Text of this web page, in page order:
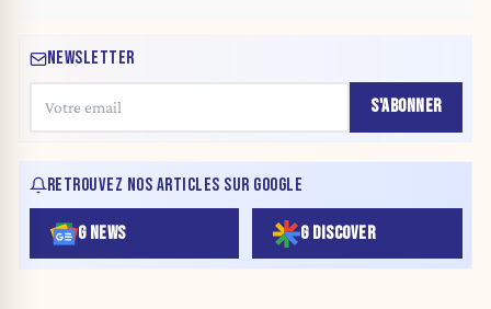
NEWSLETTER
S'ABONNER
RETROUVEZ NOS ARTICLES SUR GOOGLE
G NEWS G DISCOVER